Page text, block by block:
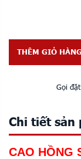
THÊM GIỎ HÀNG
Gọi
Chi tiết sản
CAO HỒNG